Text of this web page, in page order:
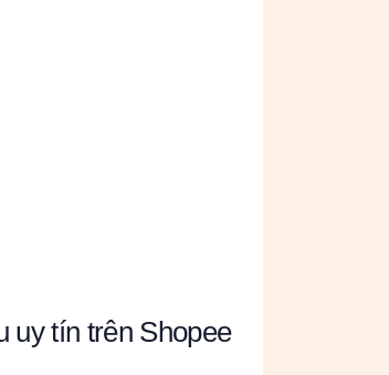
uy tín trên Shopee